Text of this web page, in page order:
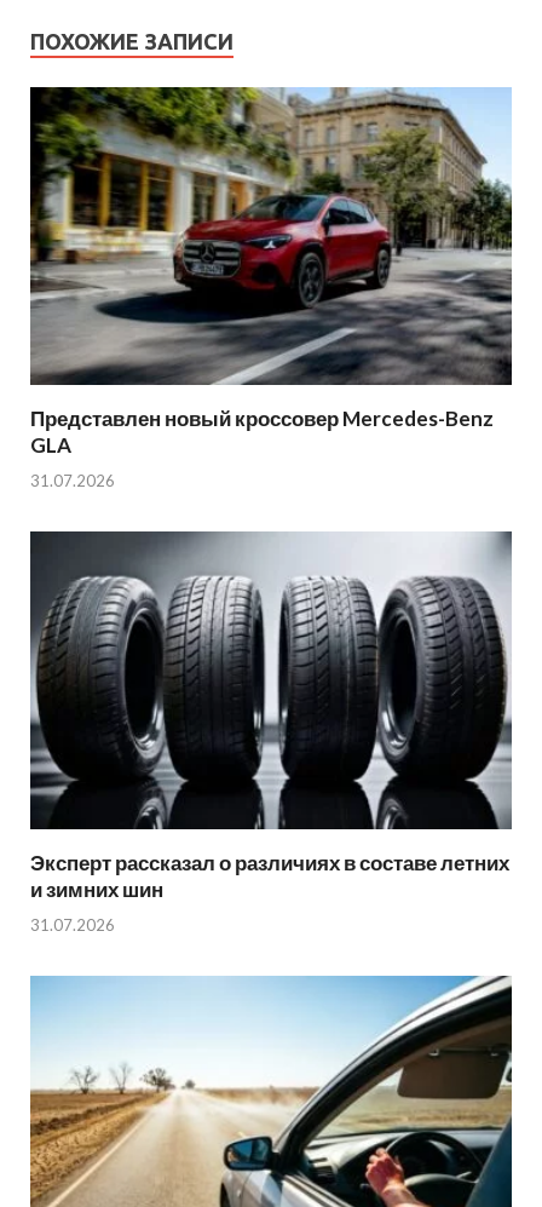
ПОХОЖИЕ ЗАПИСИ
Представлен новый кроссовер Mercedes-Benz
GLA
31.07.2026
Эксперт рассказал о различиях в составе летних
и зимних шин
31.07.2026